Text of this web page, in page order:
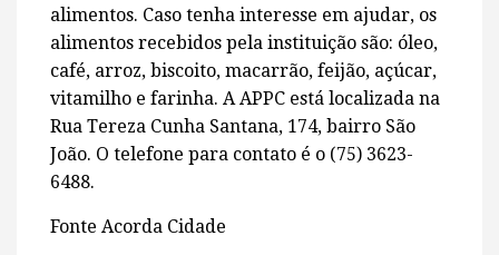
alimentos. Caso tenha interesse em ajudar, os
alimentos recebidos pela instituição são: óleo,
café, arroz, biscoito, macarrão, feijão, açúcar,
vitamilho e farinha. A APPC está localizada na
Rua Tereza Cunha Santana, 174, bairro São
João. O telefone para contato é o (75) 3623-
6488.
Fonte Acorda Cidade